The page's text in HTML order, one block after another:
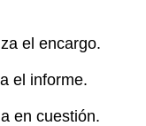
el encargo.
el informe.
en cuestión.